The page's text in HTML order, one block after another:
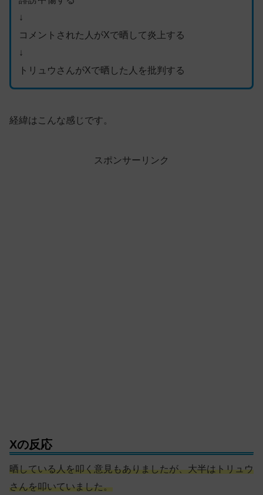
↓
コメントされた人がXで晒して炎上する
↓
トリュウさんがXで晒した人を批判する
経緯はこんな感じです。
スポンサーリンク
Xの反応
晒している人を叩く意見もありましたが、大半はトリュウ
さんを叩いていました。